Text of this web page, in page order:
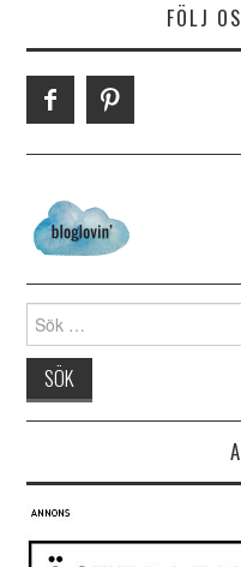
FÖLJ
Search for: